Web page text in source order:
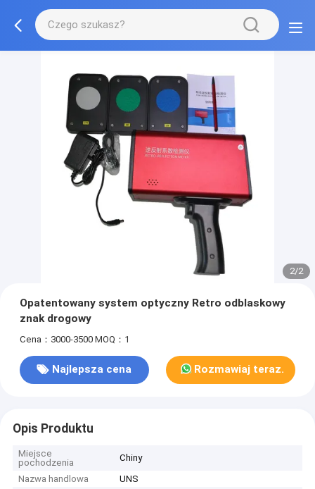
2/2
Opatentowany system optyczny Retro odblaskowy
znak drogowy
Cena：3000-3500 MOQ：1
Najlepsza cena Rozmawiaj teraz.
Opis Produktu
Miejsce
pochodzenia
Chiny
Nazwa handlowa
UNS